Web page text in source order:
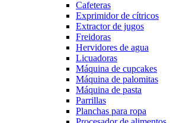
Cafeteras
Exprimidor de cítricos
Extractor de jugos
Freidoras
Hervidores de agua
Licuadoras
Máquina de cupcakes
Máquina de palomitas
Máquina de pasta
Parrillas
Planchas para ropa